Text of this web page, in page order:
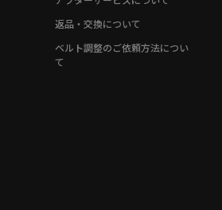
返品・交換について
ベルト調整のご依頼方法につい
て